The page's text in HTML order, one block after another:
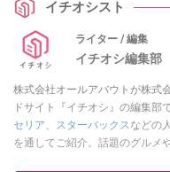
イチオシスト
ライター / 編集
イチオシ編集部
株式会社オールアバウトが株式
ドサイト『イチオシ』の編集部で
セリア、 スターバックスなどの
を通してご紹介。話題のグルメ